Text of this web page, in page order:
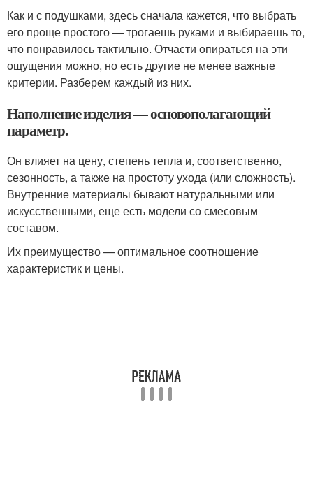
Как и с подушками, здесь сначала кажется, что выбрать
его проще простого — трогаешь руками и выбираешь то,
что понравилось тактильно. Отчасти опираться на эти
ощущения можно, но есть другие не менее важные
критерии. Разберем каждый из них.
Наполнение изделия — основополагающий
параметр.
Он влияет на цену, степень тепла и, соответственно,
сезонность, а также на простоту ухода (или сложность).
Внутренние материалы бывают натуральными или
искусственными, еще есть модели со смесовым
составом.
Их преимущество — оптимальное соотношение
характеристик и цены.